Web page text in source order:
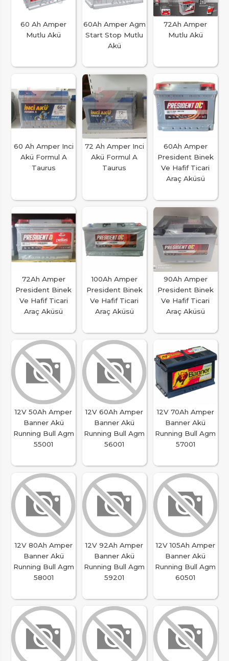
60 Ah Amper
Mutlu Akü
60Ah Amper Agm
Start Stop Mutlu
Akü
72Ah Amper
Mutlu Akü
60 Ah Amper Inci
Akü Formul A
Taurus
72 Ah Amper Inci
Akü Formul A
Taurus
60Ah Amper
President Binek
Ve Hafif Ticari
Araç Aküsü
72Ah Amper
President Binek
Ve Hafif Ticari
Araç Aküsü
100Ah Amper
President Binek
Ve Hafif Ticari
Araç Aküsü
90Ah Amper
President Binek
Ve Hafif Ticari
Araç Aküsü
12V 50Ah Amper
Banner Akü
Running Bull Agm
55001
12V 60Ah Amper
Banner Akü
Running Bull Agm
56001
12V 70Ah Amper
Banner Akü
Running Bull Agm
57001
12V 80Ah Amper
Banner Akü
Running Bull Agm
58001
12V 92Ah Amper
Banner Akü
Running Bull Agm
59201
12V 105Ah Amper
Banner Akü
Running Bull Agm
60501